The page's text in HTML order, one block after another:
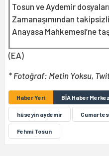
Tosun ve Aydemir
Zamanaşımından
Anayasa Mahkemesi’ne
(EA)
* Fotoğraf: Metin Yoksu,
Haber Yeri BİA Haber
hüseyin aydemir
Fehmi Tosun